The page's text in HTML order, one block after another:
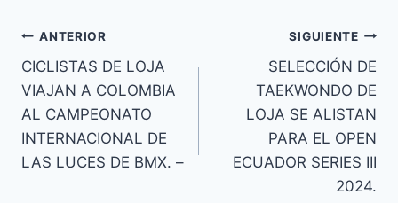
ANTERIOR
CICLISTAS DE LOJA
VIAJAN A COLOMBIA
AL CAMPEONATO
INTERNACIONAL DE
LAS LUCES DE BMX. –
SIGUIENTE
SELECCIÓN DE
TAEKWONDO DE
LOJA SE ALISTAN
PARA EL OPEN
ECUADOR SERIES III
2024.